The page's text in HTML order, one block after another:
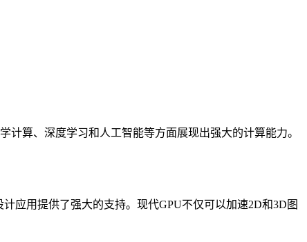
算、深度学习和人工智能等方面展现出强大的计算能力。
用提供了强大的支持。现代GPU不仅可以加速2D和3D图